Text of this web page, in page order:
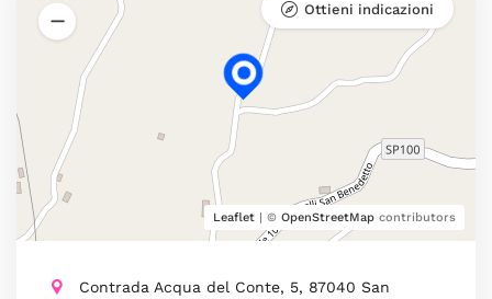
Leaflet | © OpenStreetMap contributors
Ottieni indicazioni
Contrada Acqua del Conte, 5, 87040 San